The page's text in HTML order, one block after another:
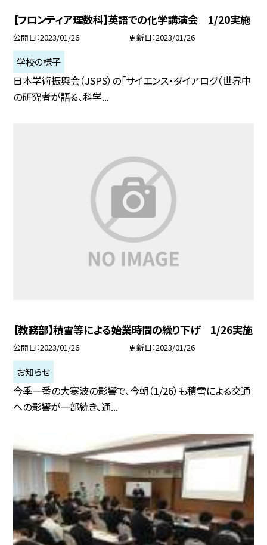
【フロンティア理数科】英語での化学講演会 1/20実施
公開日 2023/01/26 更新日 2023/01/26
学校の様子
日本学術振興会（JSPS）の「サイエンス・ダイアログ（世界中
の研究者が語る、科学...
【教務部】積雪等による始業時間の繰り下げ 1/26実施
公開日 2023/01/26 更新日 2023/01/26
お知らせ
今季一番の大寒波の影響で、今朝（1/26）も積雪による交通
への影響が一部続き、通...